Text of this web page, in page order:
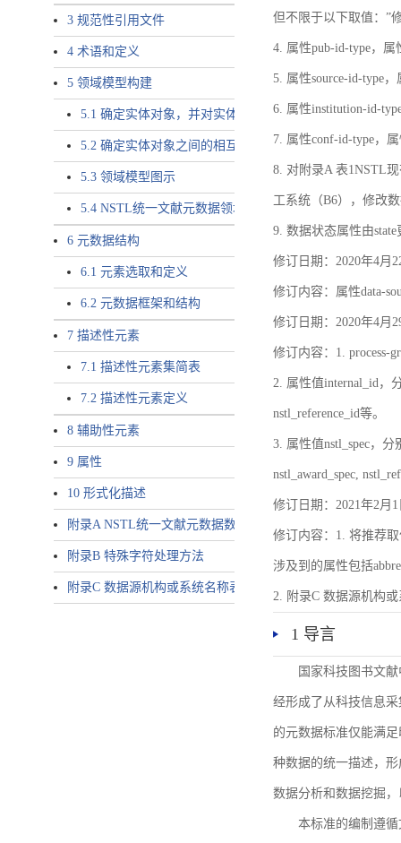
3 规范性引用文件
4 术语和定义
5 领域模型构建
5.1 确定实体对象，并对实体对象命名
5.2 确定实体对象之间的相互关系，定义实体对象之间的
5.3 领域模型图示
5.4 NSTL统一文献元数据领域模型的验证
6 元数据结构
6.1 元素选取和定义
6.2 元数据框架和结构
7 描述性元素
7.1 描述性元素集简表
7.2 描述性元素定义
8 辅助性元素
9 属性
10 形式化描述
附录A NSTL统一文献元数据数据唯一标识符规则
附录B 特殊字符处理方法
附录C 数据源机构或系统名称表
但不限于以下取值：”
4. 属性pub-id-type，属
5. 属性source-id-type
6. 属性institution-id-
7. 属性conf-id-type，
8. 对附录A 表1NSTL
工系统（B6），修改
9. 数据状态属性由state
修订日期：2020年4月
修订内容：属性data-
修订日期：2020年4月
修订内容：1. process-
2. 属性值internal_id，
nstl_reference_id等。
3. 属性值nstl_spec，分
nstl_award_spec,
修订日期：2021年2月1
修订内容：1. 将推荐
涉及到的属性包括
2. 附录C 数据源机构或
1 导言
国家科技图书文
经形成了从科技信息
的元数据标准仅能满
种数据的统一描述，
数据分析和数据挖掘
本标准的编制遵